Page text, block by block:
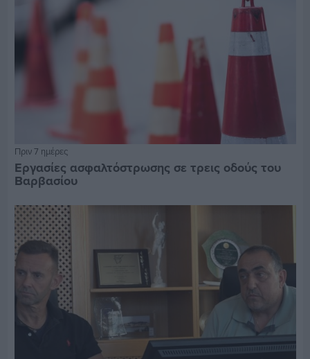
Πριν 7 ημέρες
Εργασίες ασφαλτόστρωσης σε τρεις οδούς του
Βαρβασίου